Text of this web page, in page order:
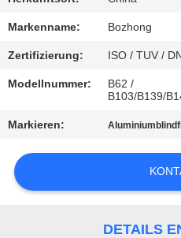
MIT
UNS
IN
VERBINDUNG
FORDERN
SIE
Markenname: Bozhong
Zertifizierung: ISO / TUV /
Modellnummer:
B62 /
B103/B139/
Markieren:
DETAILS